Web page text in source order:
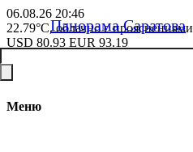
06.08.26 20:46
22.79°C, облачно с прояснениями
USD 80.93 EUR 93.19
Меню
Панорама Саратова